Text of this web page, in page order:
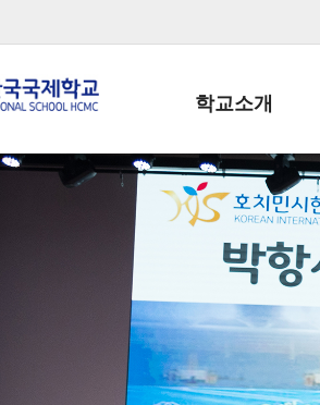
학교소개
학교장인사말
학생회장인사말
학교상징
학교 CI
교직원현황
학생현황